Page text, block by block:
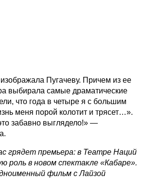
Пугачеву. Причем из ее
выбирала самые драматические
что года в четыре я с большим
меня порой колотит и трясет…».
забавно выглядело!» —
грядет премьера: в Театре Наций
роль в новом спектакле «Кабаре».
фильм с Лайзой